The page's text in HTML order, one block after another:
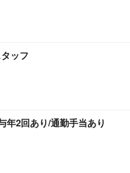
ッフ
年2回あり/通勤手当あり